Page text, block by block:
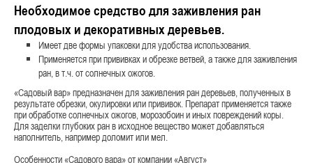
Необходимое средство для заживления ран
плодовых и декоративных деревьев.
Имеет две формы упаковки для удобства использования.
Применяется при прививках и обрезке ветвей, а также для заживления
ран, в т.ч. от солнечных ожогов.
«Садовый вар» предназначен для заживления ран деревьев, полученных в
результате обрезки, окулировки или прививок. Препарат применяется также
при обработке солнечных ожогов, морозобоин и иных повреждений коры.
Для заделки глубоких ран в исходное вещество может добавляться
наполнитель, например доломит или мел.
Особенности «Садового вара» от компании «Август»